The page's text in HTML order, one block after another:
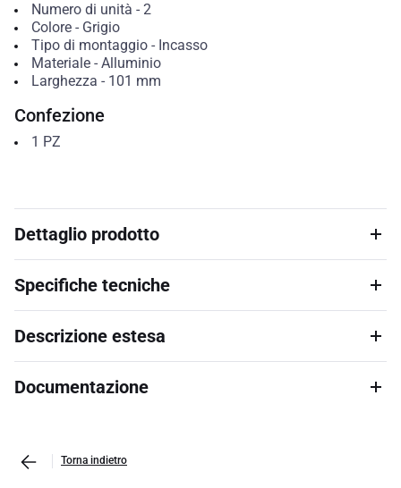
Numero di unità - 2
Colore- Grigio
Tipo di montaggio- Incasso
Materiale- Alluminio
Larghezza - 101 mm
Confezione
1 PZ
Dettaglio prodotto
Specifiche tecniche
Descrizione estesa
Documentazione
Torna indietro